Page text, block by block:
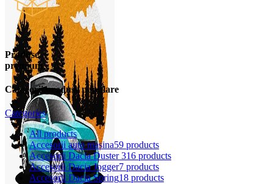
Produse
premium
Categorii produse populare
Categories
Allproducts
Accesorii auto masina59 products
Accesorii Dacia Duster 316 products
Accesorii Dacia Jogger7 products
Accesorii Dacia Spring18 products